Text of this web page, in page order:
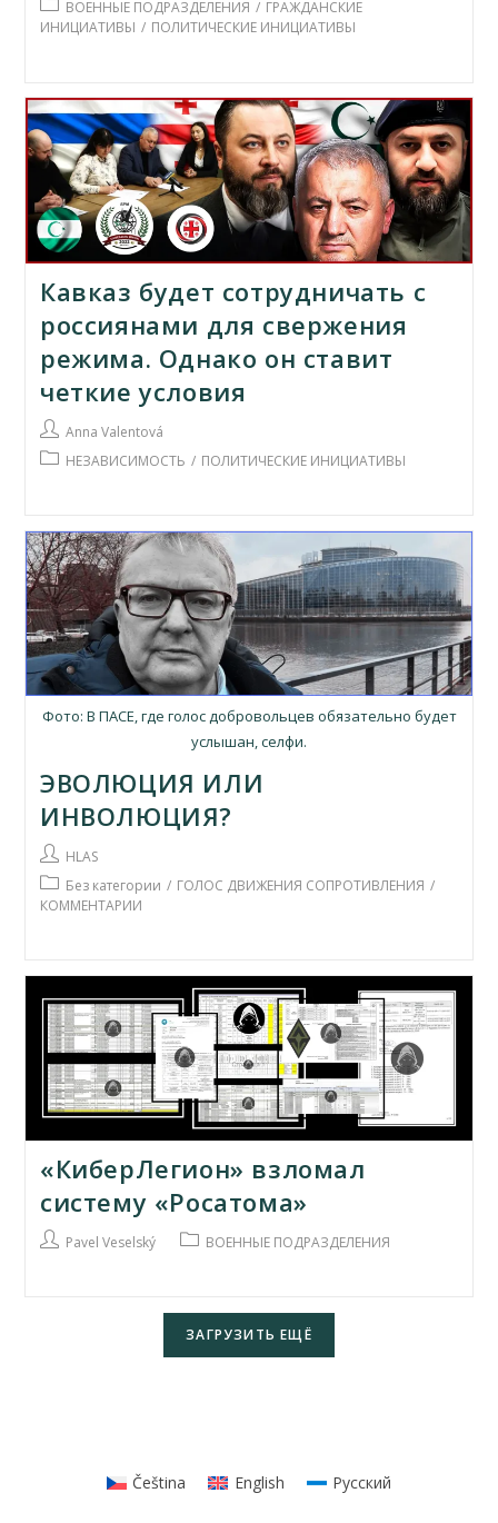
Рубрика
записи:
ВОЕННЫЕ ПОДРАЗДЕЛЕНИЯ / ГРАЖДАНСКИЕ
ИНИЦИАТИВЫ / ПОЛИТИЧЕСКИЕ ИНИЦИАТИВЫ
Кавказ будет сотрудничать с
россиянами для свержения
режима. Однако он ставит
четкие условия
Автор
записи:
Anna Valentová
Рубрика
НЕЗАВИСИМОСТЬ / ПОЛИТИЧЕСКИЕ ИНИЦИАТИВЫ
Фото: В ПАСЕ, где голос добровольцев обязательно будет
услышан, селфи.
ЭВОЛЮЦИЯ ИЛИ
ИНВОЛЮЦИЯ?
Автор
записи:
HLAS
Рубрика
записи:
Без категории / ГОЛОС ДВИЖЕНИЯ СОПРОТИВЛЕНИЯ /
КОММЕНТАРИИ
«КиберЛегион» взломал
систему «Росатома»
АвторPavel Veselský
Рубрика
ВОЕННЫЕ ПОДРАЗДЕЛЕНИЯ
ЗАГРУЗИТЬ ЕЩЁ
Čeština English Русский